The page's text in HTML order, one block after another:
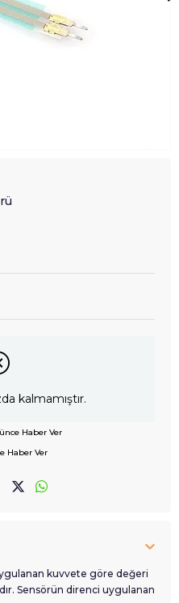
kalmamıştır.
Haber Ver
Haber Ver
kuvvete göre değeri
Sensörün direnci uygulanan